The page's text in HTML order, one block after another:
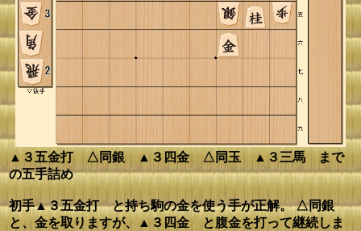
▲３五金打 △同銀 ▲３四金 △同玉 ▲３三馬 まで
の五手詰め
初手▲３五金打 と持ち駒の金を使う手が正解。 △同銀
と、金を取りますが、▲３四金 と腹金を打って継続しま